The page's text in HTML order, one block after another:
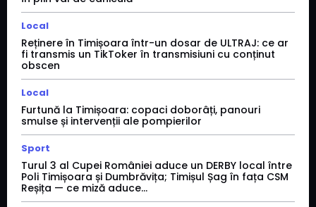
Local
Reținere în Timișoara într-un dosar de ULTRAJ: ce ar
fi transmis un TikToker în transmisiuni cu conținut
obscen
Local
Furtună la Timișoara: copaci doborâți, panouri
smulse și intervenții ale pompierilor
Sport
Turul 3 al Cupei României aduce un DERBY local între
Poli Timișoara și Dumbrăvița; Timișul Șag în fața CSM
Reșița — ce miză aduce...